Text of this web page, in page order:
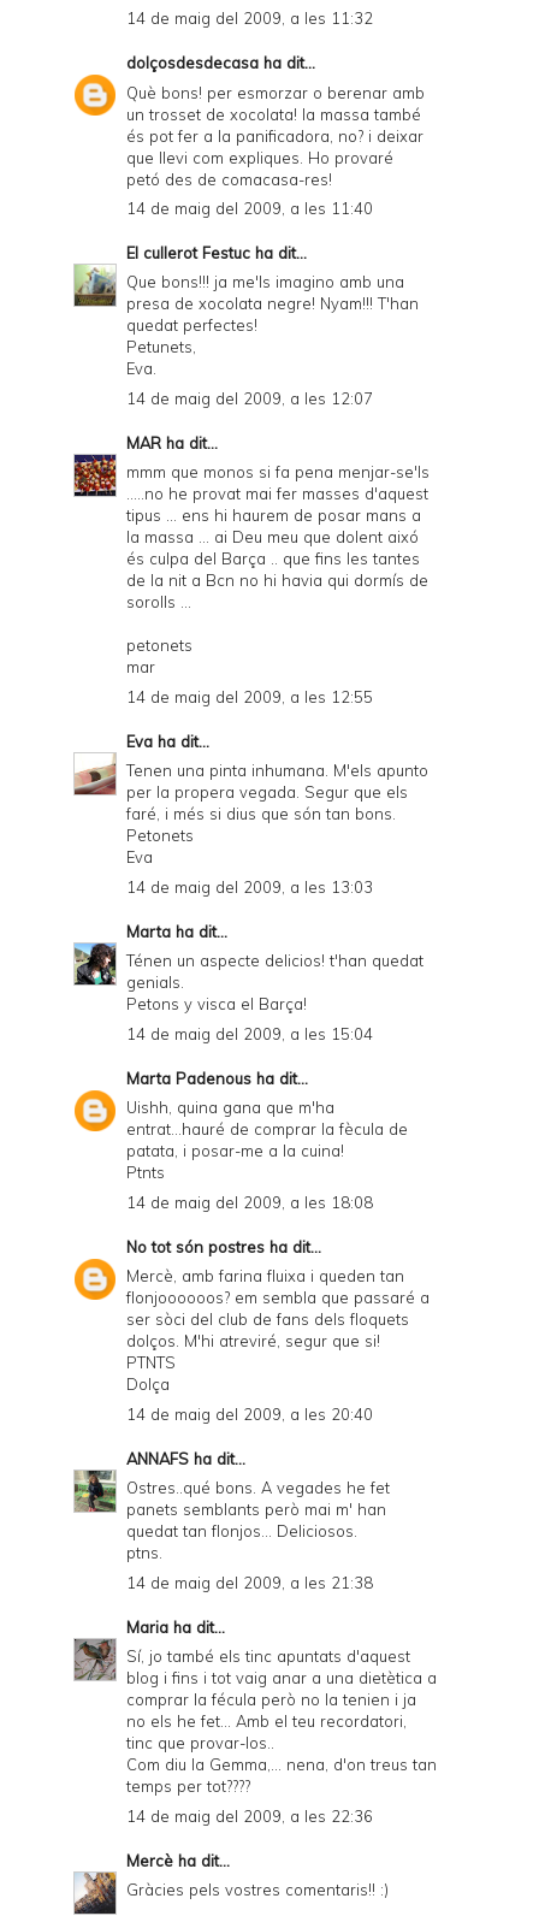
14 de maig del 2009, a les 11:32
dolçosdesdecasa ha dit...
Què bons! per esmorzar o berenar amb
un trosset de xocolata! la massa també
és pot fer a la panificadora, no? i deixar
que llevi com expliques. Ho provaré
petó des de comacasa-res!
14 de maig del 2009, a les 11:40
El cullerot Festuc ha dit...
Que bons!!! ja me'ls imagino amb una
presa de xocolata negre! Nyam!!! T'han
quedat perfectes!
Petunets,
Eva.
14 de maig del 2009, a les 12:07
MAR ha dit...
mmm que monos si fa pena menjar-se'ls
.....no he provat mai fer masses d'aquest
tipus ... ens hi haurem de posar mans a
la massa ... ai Deu meu que dolent aixó
és culpa del Barça .. que fins les tantes
de la nit a Bcn no hi havia qui dormís de
sorolls ...
petonets
mar
14 de maig del 2009, a les 12:55
Eva ha dit...
Tenen una pinta inhumana. M'els apunto
per la propera vegada. Segur que els
faré, i més si dius que són tan bons.
Petonets
Eva
14 de maig del 2009, a les 13:03
Marta ha dit...
Ténen un aspecte delicios! t'han quedat
genials.
Petons y visca el Barça!
14 de maig del 2009, a les 15:04
Marta Padenous ha dit...
Uishh, quina gana que m'ha
entrat...hauré de comprar la fècula de
patata, i posar-me a la cuina!
Ptnts
14 de maig del 2009, a les 18:08
No tot són postres ha dit...
Mercè, amb farina fluixa i queden tan
flonjoooooos? em sembla que passaré a
ser sòci del club de fans dels floquets
dolços. M'hi atreviré, segur que si!
PTNTS
Dolça
14 de maig del 2009, a les 20:40
ANNAFS ha dit...
Ostres..qué bons. A vegades he fet
panets semblants però mai m' han
quedat tan flonjos... Deliciosos.
ptns.
14 de maig del 2009, a les 21:38
Maria ha dit...
Sí, jo també els tinc apuntats d'aquest
blog i fins i tot vaig anar a una dietètica a
comprar la fécula però no la tenien i ja
no els he fet... Amb el teu recordatori,
tinc que provar-los..
Com diu la Gemma,... nena, d'on treus tan
temps per tot????
14 de maig del 2009, a les 22:36
Mercè ha dit...
Gràcies pels vostres comentaris!! :)